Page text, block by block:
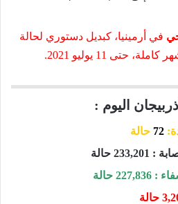
في أرمينيا، كبديل دستوري لحالة
حتى 11 يوليو 2021.
اليوم :
72 حالة
حالة
حالة